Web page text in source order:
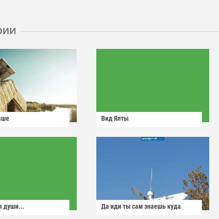
Вид Ялты
души... Да иди ты сам знаешь куда